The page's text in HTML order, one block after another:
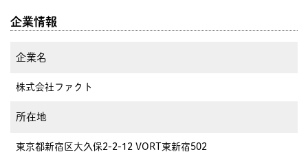
企業情報
企業名
株式会社ファクト
所在地
東京都新宿区大久保2-2-12 VORT東新宿502